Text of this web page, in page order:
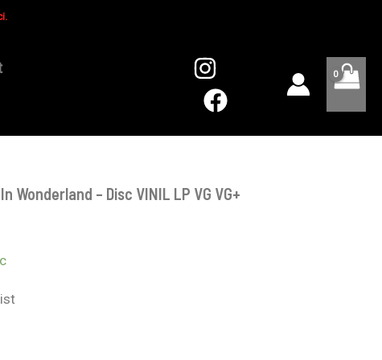
Wonderland – Disc VINIL LP VG VG+
VINIL
LP
VG+